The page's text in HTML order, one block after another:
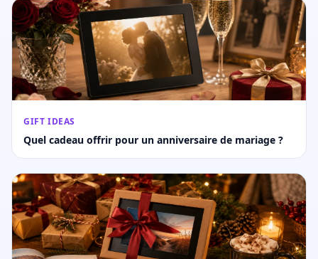
GIFT IDEAS
Quel cadeau offrir pour un anniversaire de mariage ?